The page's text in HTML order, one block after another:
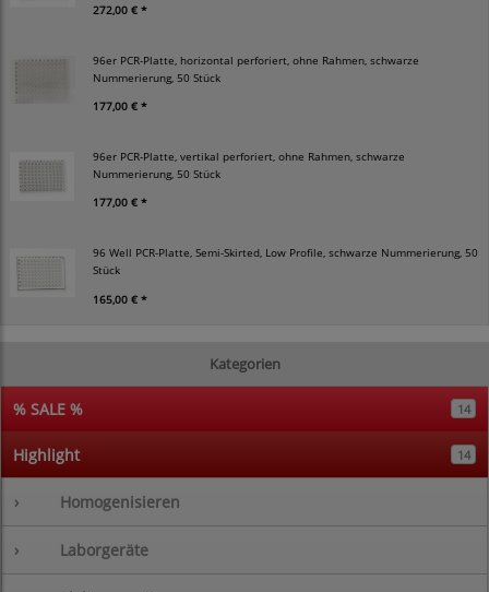
272,00 € *
96er PCR-Platte, horizontal perforiert, ohne Rahmen, schwarze
Nummerierung, 50 Stück
177,00 € *
96er PCR-Platte, vertikal perforiert, ohne Rahmen, schwarze
Nummerierung, 50 Stück
177,00 € *
96 Well PCR-Platte, Semi-Skirted, Low Profile, schwarze Nummerierung, 50
Stück
165,00 € *
Kategorien
% SALE % 14
Highlight 14
› Homogenisieren
› Laborgeräte